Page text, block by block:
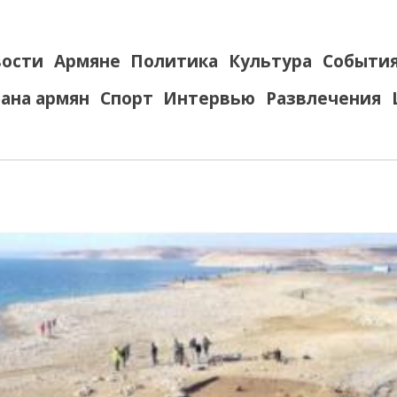
Армяне Политика Культура
армян Спорт Интервью Развлечения